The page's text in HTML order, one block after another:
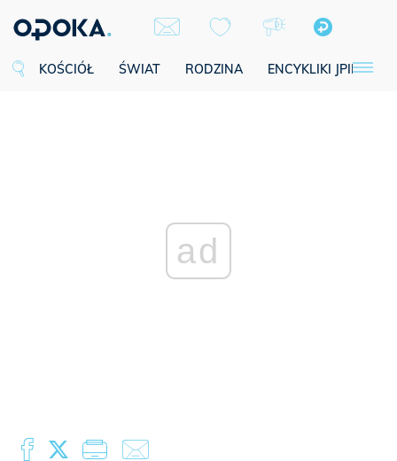
KOŚCIÓŁ ŚWIAT RODZINA ENCYKLIKI JPII
ad